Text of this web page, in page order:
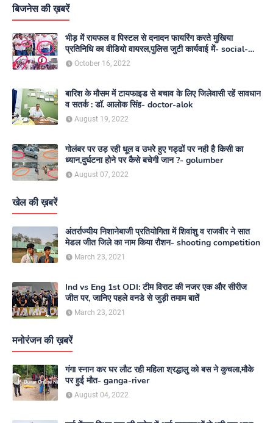
बिजनेस की ख़बरें
भीड़ में रायफल व पिस्टल से दनादन फायरिंग करते मुखिया
प्रतिनिधि का वीडियो वायरल,पुलिस जुटी कार्यवाई में- social-
media
October 16, 2022
बारिश के मौसम में टायफाइड से बचाव के लिए जिलेवासी रहें सावधान
व सतर्क : डॉ. आलोक सिंह- doctor-alok
August 19, 2022
गोलंबर पर उड़ रही धूल व उभरे हुए गड्ढों पर नही है किसी का
ध्यान,दुर्घटना होने पर कैसे बचेगी जान ?- golumber
August 07, 2022
खेल की ख़बरें
अंतर्राज्यीय निशानेबाजी प्रतियोगिता में शिवांशु व राजवीर ने सात
मेडल जीत जिले का नाम किया रौशन- shooting competition
March 23, 2021
Ind vs Eng 1st ODI: टीम विराट की नजर एक और सीरीज
जीत पर, जानिए पहले वनडे से जुड़ी तमाम बातें
March 23, 2021
मनोरंजन की ख़बरें
गंगा स्नान कर घर लौट रही महिला श्रद्धालु को बस ने कुचला,मौके
पर हुई मौत- ganga-river
August 04, 2022